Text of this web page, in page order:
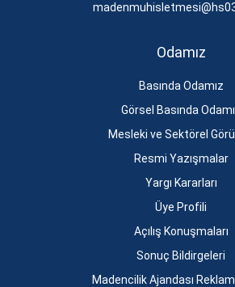
Odamız
Basında Odamız
Görsel Basında
Mesleki ve Sektörel
Resmi Yazışmalar
Yargı Kararları
Üye Profili
Açılış Konuşmaları
Sonuç Bildirgeleri
Madencilik Ajandası